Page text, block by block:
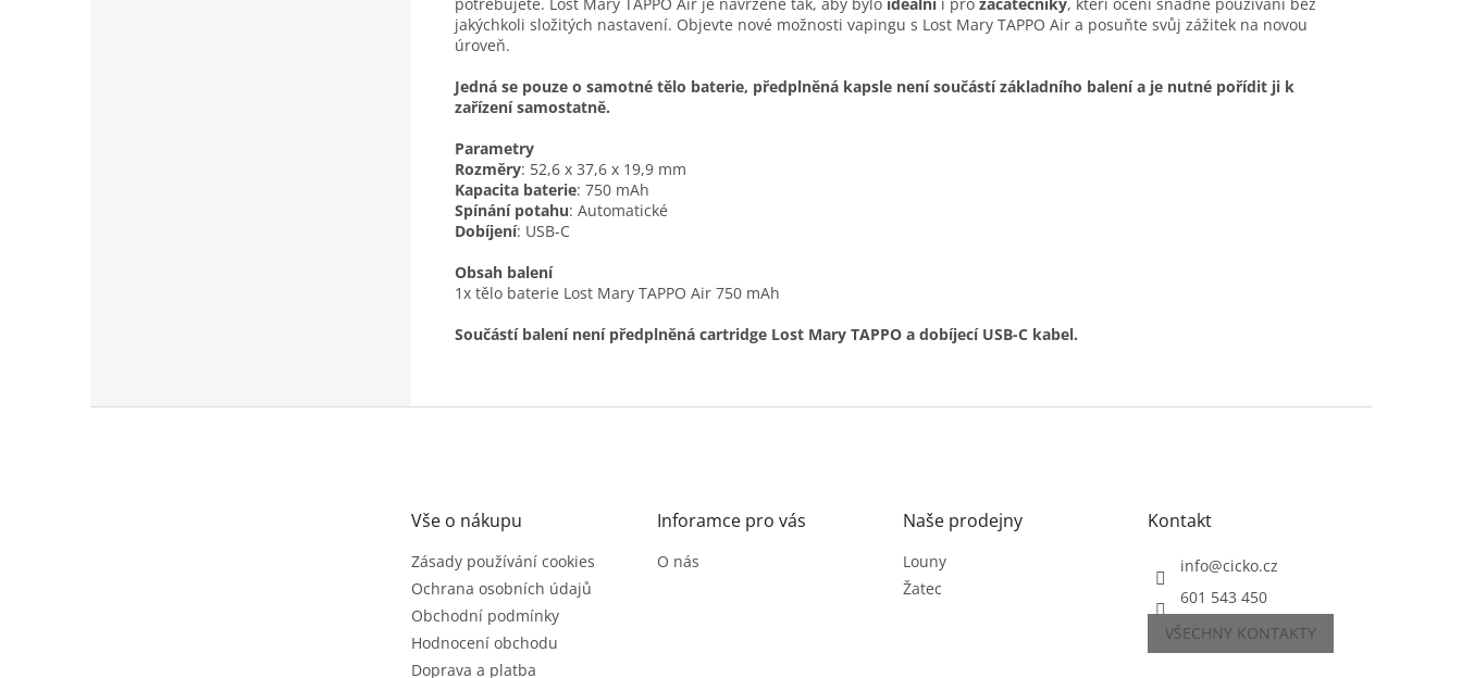
jakýchkoli složitých nastavení. Objevte nové možnosti vapingu s Lost Mary TAPPO Air a posuňte svůj zážitek na novou
úroveň.
Jedná se pouze o samotné tělo baterie, předplněná kapsle není součástí základního balení a je nutné pořídit ji k
zařízení samostatně.
Parametry
Rozměry: 52,6 x 37,6 x 19,9 mm
Kapacita baterie: 750 mAh
Spínání potahu: Automatické
Dobíjení: USB-C
Obsah balení
1x tělo baterie Lost Mary TAPPO Air 750 mAh
Součástí balení není předplněná cartridge Lost Mary TAPPO a dobíjecí USB-C kabel.
Vše o nákupu
Zásady používání cookies
Ochrana osobních údajů
Obchodní podmínky
Hodnocení obchodu
Doprava a platba
Inforamce pro vás
O nás
Naše prodejny
Louny
Žatec
Kontakt
info@cicko.cz
601 543 450
VŠECHNY KONTAKTY